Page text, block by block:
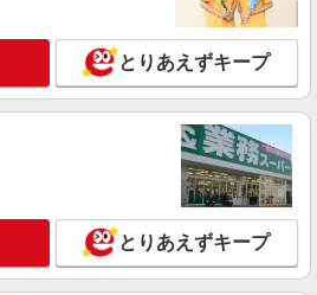
とりあえずキープ
とりあえずキープ